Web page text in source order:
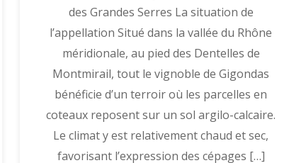
des Grandes Serres La situation de
l’appellation Situé dans la vallée du Rhône
méridionale, au pied des Dentelles de
Montmirail, tout le vignoble de Gigondas
bénéficie d’un terroir où les parcelles en
coteaux reposent sur un sol argilo-calcaire.
Le climat y est relativement chaud et sec,
favorisant l’expression des cépages […]